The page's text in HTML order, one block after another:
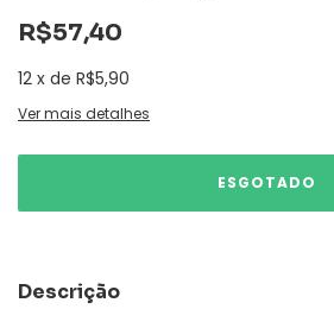
R$57,40
12 x de R$5,90
Ver mais detalhes
Descrição